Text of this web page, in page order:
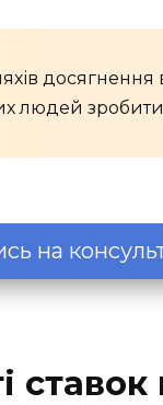
досягнення
людей
на
ставок